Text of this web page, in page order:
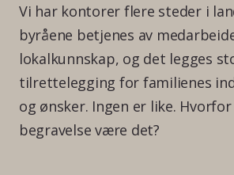
Vi har kontorer flere steder i
byråene betjenes av
lokalkunnskap, og det legges
tilrettelegging for familienes
og ønsker. Ingen er like.
begravelse være det?